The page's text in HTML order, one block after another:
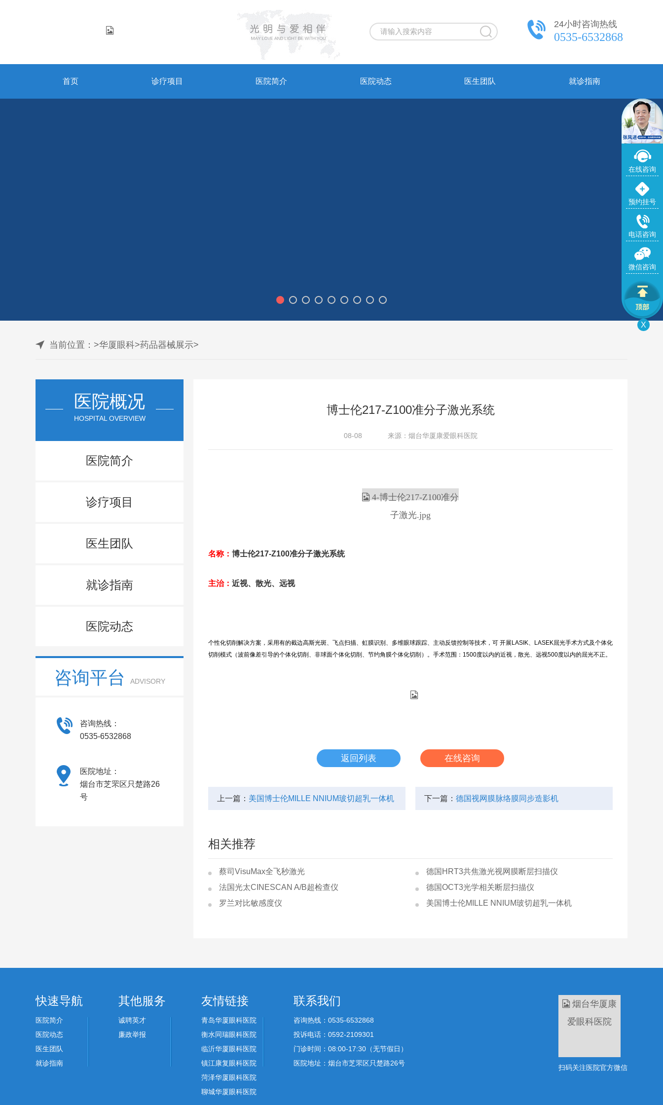
24小时咨询热线
0535-6532868
首页 诊疗项目 医院简介 医院动态 医生团队 就诊指南
当前位置： >华厦眼科>药品器械展示>
医院概况
HOSPITAL OVERVIEW
医院简介
诊疗项目
医生团队
就诊指南
医院动态
咨询平台 ADVISORY
咨询热线：
0535-6532868
医院地址：
烟台市芝罘区只楚路26
号
博士伦217-Z100准分子激光系统
08-08 来源：烟台华厦康爱眼科医院
名称： 博士伦217-Z100准分子激光系统
主治： 近视、散光、远视
个性化切削解决方案，采用有的截边高斯光斑、飞点扫描、虹膜识别、多维眼球跟踪、主动反馈控制等技术，可 开展 LASIK、 LASEK屈光手术方式及个体化
切削模式（波前像差引导的个体化切削、非球面个体化切削、节约角膜个体化切削）。手术范围： 1500度以内的近视，散光、远视500度以内的屈光不正。
返回列表 在线咨询
上一篇： 美国博士伦MILLE NNIUM玻切超乳一体机 下一篇： 德国视网膜脉络膜同步造影机
相关推荐
蔡司VisuMax全飞秒激光
德国HRT3共焦激光视网膜断层扫描仪
法国光太CINESCAN A/B超检查仪
德国OCT3光学相关断层扫描仪
罗兰对比敏感度仪
美国博士伦MILLE NNIUM玻切超乳一体机
快速导航
医院简介
医院动态
医生团队
就诊指南
其他服务
诚聘英才
廉政举报
友情链接
青岛华厦眼科医院
衡水同瑞眼科医院
临沂华厦眼科医院
镇江康复眼科医院
菏泽华厦眼科医院
聊城华厦眼科医院
联系我们
咨询热线：0535-6532868
投诉电话：0592-2109301
门诊时间：08:00-17:30（无节假日）
医院地址：烟台市芝罘区只楚路26号
扫码关注医院官方微信
X
在线咨询
预约挂号
电话咨询
微信咨询